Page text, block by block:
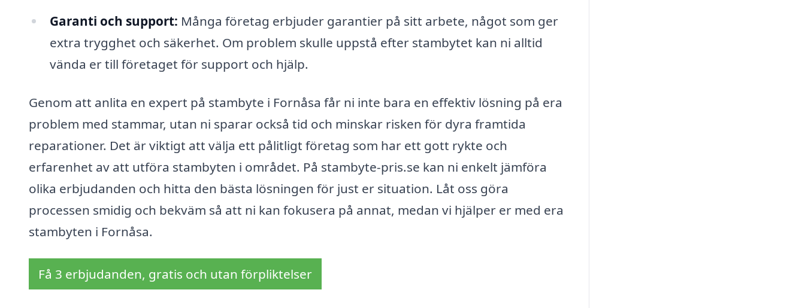
Garanti och support: Många företag erbjuder garantier på sitt arbete, något som ger
extra trygghet och säkerhet. Om problem skulle uppstå efter stambytet kan ni alltid
vända er till företaget för support och hjälp.
Genom att anlita en expert på stambyte i Fornåsa får ni inte bara en effektiv lösning på era
problem med stammar, utan ni sparar också tid och minskar risken för dyra framtida
reparationer. Det är viktigt att välja ett pålitligt företag som har ett gott rykte och
erfarenhet av att utföra stambyten i området. På stambyte-pris.se kan ni enkelt jämföra
olika erbjudanden och hitta den bästa lösningen för just er situation. Låt oss göra
processen smidig och bekväm så att ni kan fokusera på annat, medan vi hjälper er med era
stambyten i Fornåsa.
Få 3 erbjudanden, gratis och utan förpliktelser